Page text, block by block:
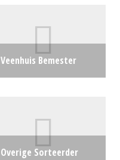
Veenhuis Bemester
Overige Sorteerder